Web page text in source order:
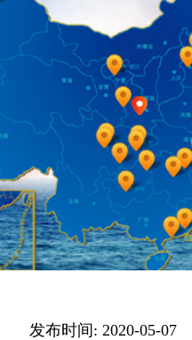
发布时间: 2020-05-07